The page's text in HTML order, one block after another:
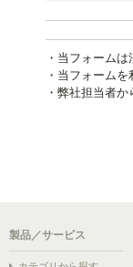
製品／サービス